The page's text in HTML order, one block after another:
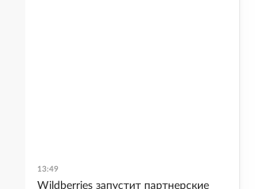
13:49
Wildberries запустит партнерские